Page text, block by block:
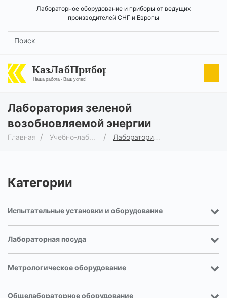
Лабораторное оборудование и приборы от ведущих
производителей СНГ и Европы
КазЛабПрибор
Наша работа - Ваш успех!
Лаборатория зеленой
возобновляемой энергии
Главная Учебно-лабораторное оборудование Лаборатория зеленой возобновляемой энергии
Категории
Испытательные установки и оборудование
Лабораторная посуда
Метрологическое оборудование
Общелабораторное оборудование